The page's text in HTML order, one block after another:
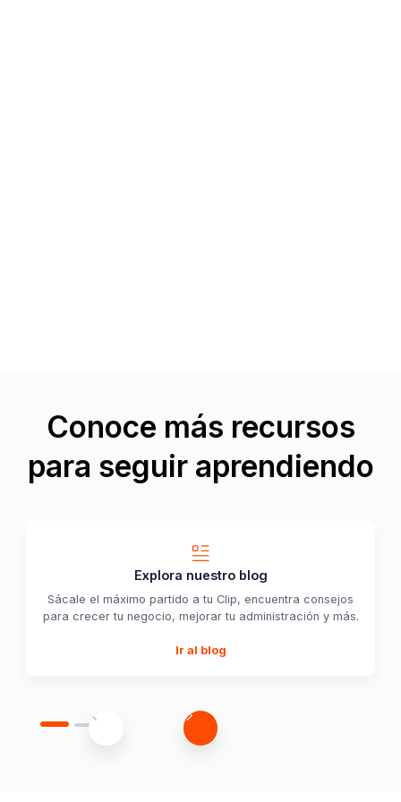
para conocer el monto exacto que recibirás por
Intereses.
Conoce más recursos
para seguir aprendiendo
Explora nuestro blog
Sácale el máximo partido a tu Clip, encuentra consejos
para crecer tu negocio, mejorar tu administración y más.
Ir al blog